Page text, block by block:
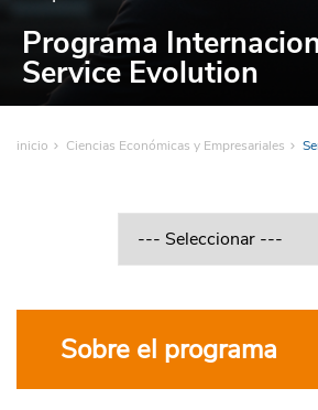
Programa
Service Evolution
inicio Ciencias Económicas y Empresariales
Sobre el programa